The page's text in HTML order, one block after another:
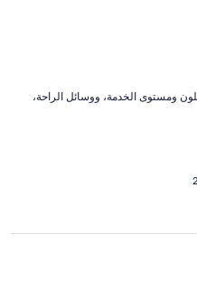
عناصر نالت الإعجاب: ⁦النظافة⁩، و⁦العاملون ومستوى الخدمة⁩، و⁦وسائل الراحة⁩،